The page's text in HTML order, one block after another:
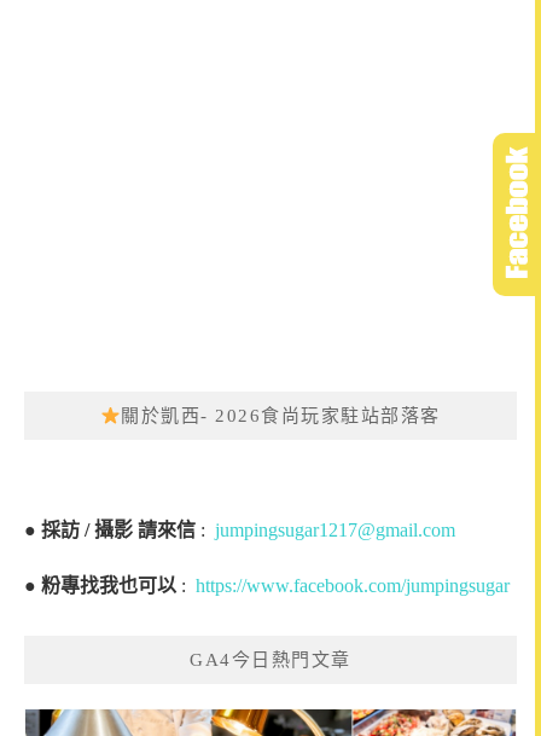
關於凱西- 2026食尚玩家駐站部落客
● 採訪 / 攝影 請來信 : jumpingsugar1217@gmail.com
● 粉專找我也可以 : https://www.facebook.com/jumpingsugar
GA4今日熱門文章